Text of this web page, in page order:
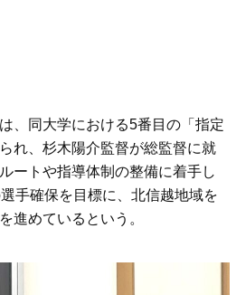
、同大学における5番目の「指定
れ、杉木陽介監督が総監督に就
ートや指導体制の整備に着手し
手確保を目標に、北信越地域を
進めているという。